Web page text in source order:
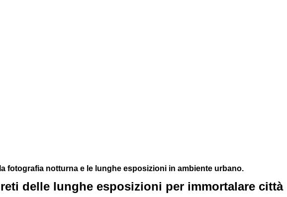
fotografia notturna e le lunghe esposizioni in ambiente urbano.
delle lunghe esposizioni per immortalare città